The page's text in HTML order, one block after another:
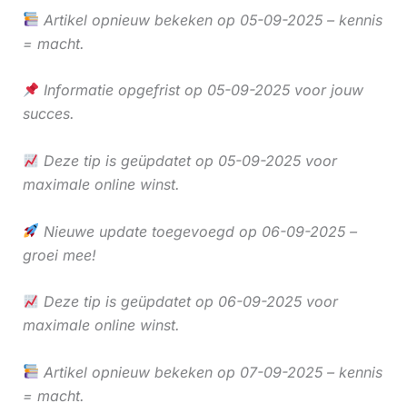
Artikel opnieuw bekeken op 05-09-2025 – kennis
= macht.
Informatie opgefrist op 05-09-2025 voor jouw
succes.
Deze tip is geüpdatet op 05-09-2025 voor
maximale online winst.
Nieuwe update toegevoegd op 06-09-2025 –
groei mee!
Deze tip is geüpdatet op 06-09-2025 voor
maximale online winst.
Artikel opnieuw bekeken op 07-09-2025 – kennis
= macht.